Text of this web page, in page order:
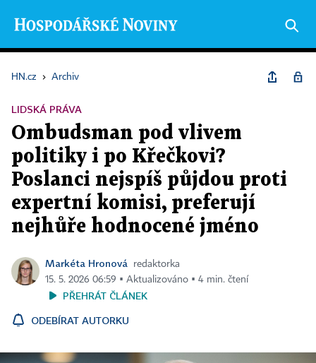
HN.cz › Archiv
LIDSKÁ PRÁVA
Ombudsman pod vlivem
politiky i po Křečkovi?
Poslanci nejspíš půjdou proti
expertní komisi, preferují
nejhůře hodnocené jméno
Markéta Hronová
redaktorka
15. 5. 2026 06:59 ▪ Aktualizováno ▪ 4 min. čtení
PŘEHRÁT ČLÁNEK
ODEBÍRAT AUTORKU